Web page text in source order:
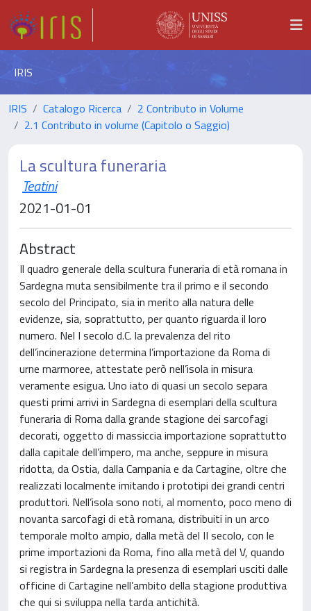
IRIS
IRIS Catalogo Ricerca
2 Contributo in Volume
2.1 Contributo in volume (Capitolo o Saggio)
La scultura funeraria
Teatini
2021-01-01
Abstract
Il quadro generale della scultura funeraria di età romana in
Sardegna muta sensibilmente tra il primo e il secondo
secolo del Principato, sia in merito alla natura delle
evidenze, sia, soprattutto, per quanto riguarda il loro
numero. Nel I secolo d.C. la prevalenza del rito
dell’incinerazione determina l’importazione da Roma di
urne marmoree, attestate però nell’isola in misura
veramente esigua. Uno iato di quasi un secolo separa
questi primi arrivi in Sardegna di esemplari della scultura
funeraria di Roma dalla grande stagione dei sarcofagi
decorati, oggetto di massiccia importazione soprattutto
dalla capitale dell’impero, ma anche, seppure in misura
ridotta, da Ostia, dalla Campania e da Cartagine, oltre che
realizzati localmente imitando i prototipi dei grandi centri
produttori. Nell’isola sono noti, al momento, poco meno di
novanta sarcofagi di età romana, distribuiti in un arco
temporale molto ampio, dalla metà del II secolo, con le
prime importazioni da Roma, fino alla metà del V, quando
si registra in Sardegna la presenza di esemplari usciti dalle
officine di Cartagine nell’ambito della stagione produttiva
che qui si sviluppa nella tarda antichità.